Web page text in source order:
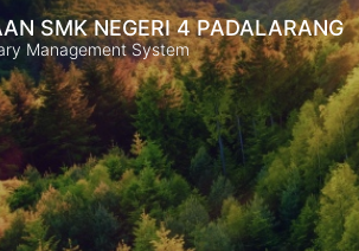
SMK NEGERI 4 PADALARANG
Management System